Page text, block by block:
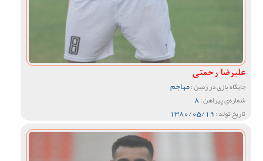
علیرضا رحمتی
جایگاه بازی در زمین :مهاجم
شماره‌ی پیراهن :8
تاریخ تولد :1380/05/19